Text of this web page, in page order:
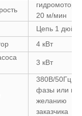
гидромотор
20 м/мин
Цепь 1 дюйм
4 кВт
3 кВт
380В/50Гц, 3
фазы или по
желанию
заказчика